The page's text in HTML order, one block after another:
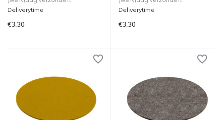
Deliverytime
€3,30
Deliverytime
€3,30